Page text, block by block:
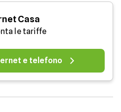
Casa
le tariffe
e telefono